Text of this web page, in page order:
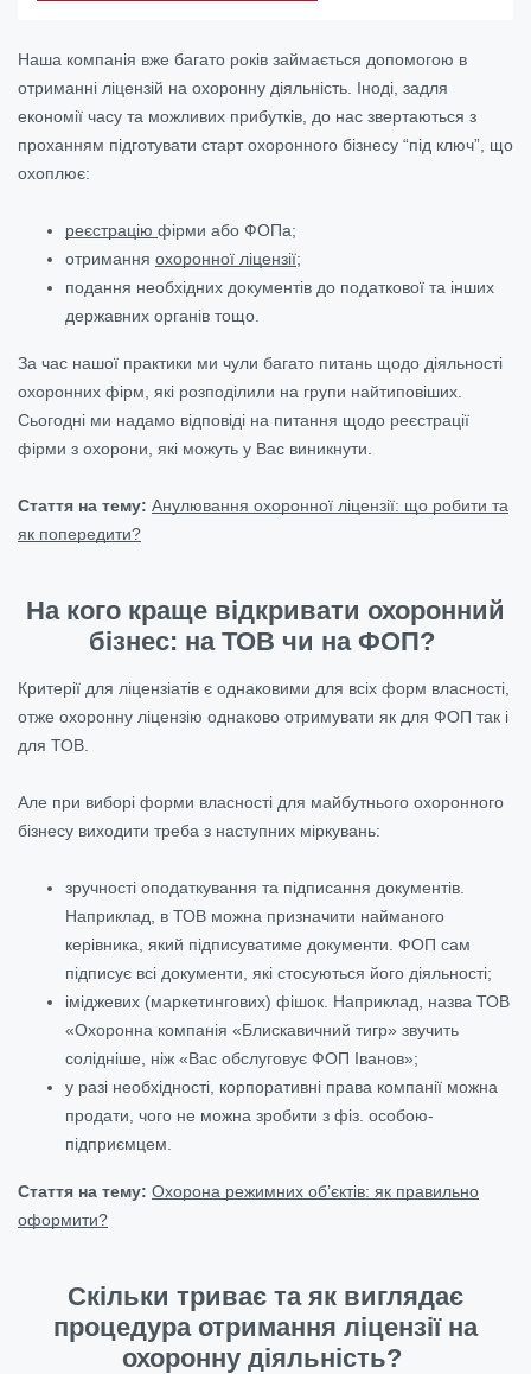
Наша компанія вже багато років займається допомогою в
отриманні ліцензій на охоронну діяльність. Іноді, задля
економії часу та можливих прибутків, до нас звертаються з
проханням підготувати старт охоронного бізнесу “під ключ”, що
охоплює:
реєстрацію фірми або ФОПа;
отримання охоронної ліцензії;
подання необхідних документів до податкової та інших
державних органів тощо.
За час нашої практики ми чули багато питань щодо діяльності
охоронних фірм, які розподілили на групи найтиповіших.
Сьогодні ми надамо відповіді на питання щодо реєстрації
фірми з охорони, які можуть у Вас виникнути.
Стаття на тему: Анулювання охоронної ліцензії: що робити та
як попередити?
На кого краще відкривати охоронний
бізнес: на ТОВ чи на ФОП?
Критерії для ліцензіатів є однаковими для всіх форм власності,
отже охоронну ліцензію однаково отримувати як для ФОП так і
для ТОВ.
Але при виборі форми власності для майбутнього охоронного
бізнесу виходити треба з наступних міркувань:
зручності оподаткування та підписання документів.
Наприклад, в ТОВ можна призначити найманого
керівника, який підписуватиме документи. ФОП сам
підписує всі документи, які стосуються його діяльності;
іміджевих (маркетингових) фішок. Наприклад, назва ТОВ
«Охоронна компанія «Блискавичний тигр» звучить
солідніше, ніж «Вас обслуговує ФОП Іванов»;
у разі необхідності, корпоративні права компанії можна
продати, чого не можна зробити з фіз. особою-
підприємцем.
Стаття на тему: Охорона режимних об’єктів: як правильно
оформити?
Скільки триває та як виглядає
процедура отримання ліцензії на
охоронну діяльність?